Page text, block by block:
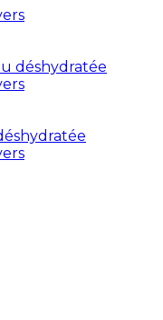
déshydratée